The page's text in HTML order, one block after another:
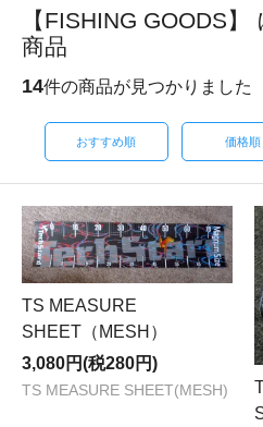
【FISHING GOODS
商品
14件の商品が見つかりました
おすすめ順 価格順
TS MEASURE
SHEET（MESH）
3,080円(税280円)
TS MEASURE SHEET(MESH)